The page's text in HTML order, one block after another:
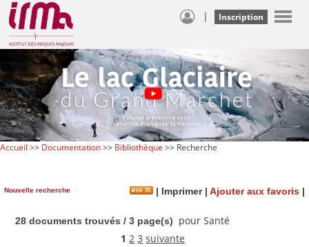
| Inscription
Accueil >> Documentation>> Bibliothèque >> Recherche
Nouvelle recherche | Imprimer| Ajouter aux favoris |
28 documents trouvés / 3 page(s)
pour Santé
1 2 3 suivante